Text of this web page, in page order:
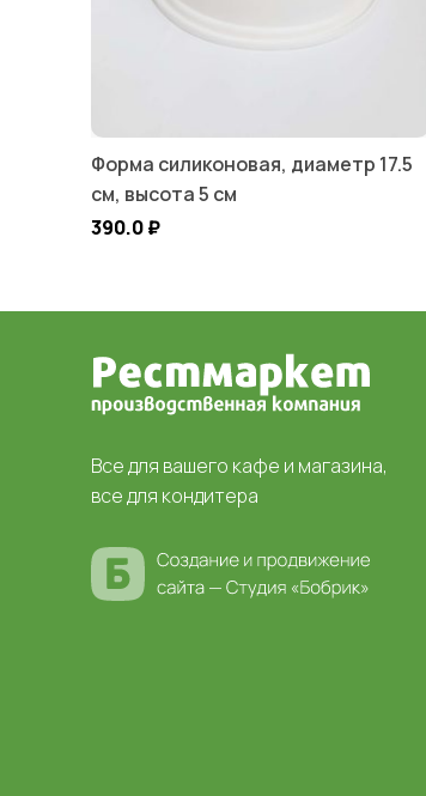
Форма силиконовая, диаметр 17.5
см, высота 5 см
390.0₽
Все для вашего кафе и магазина,
все для кондитера